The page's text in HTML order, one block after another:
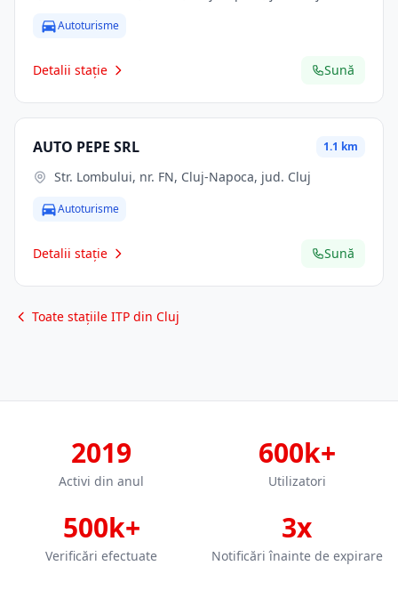
Autoturisme
Detalii stație Sună
AUTO PEPE SRL 1.1 km
Str. Lombului, nr. FN, Cluj-Napoca, jud. Cluj
Autoturisme
Detalii stație Sună
Toate stațiile ITP din Cluj
2019
Activi din anul
600k+
Utilizatori
500k+
Verificări efectuate
3x
Notificări înainte de expirare